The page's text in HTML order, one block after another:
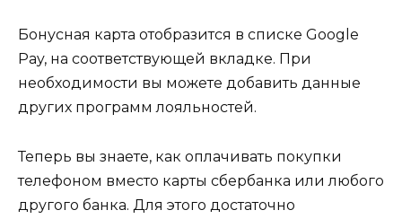
Бонусная карта отобразится в списке Google
Pay, на соответствующей вкладке. При
необходимости вы можете добавить данные
других программ лояльностей.
Теперь вы знаете, как оплачивать покупки
телефоном вместо карты сбербанка или любого
другого банка. Для этого достаточно